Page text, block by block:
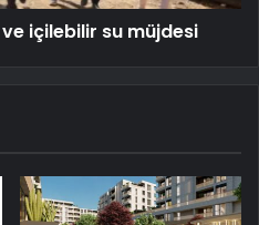
ve içilebilir su müjdesi